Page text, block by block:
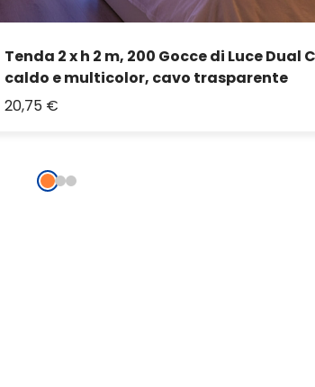
Tenda 2 x h 2 m, 200 Gocce di Luce Dual
caldo e multicolor, cavo trasparente
20,75 €